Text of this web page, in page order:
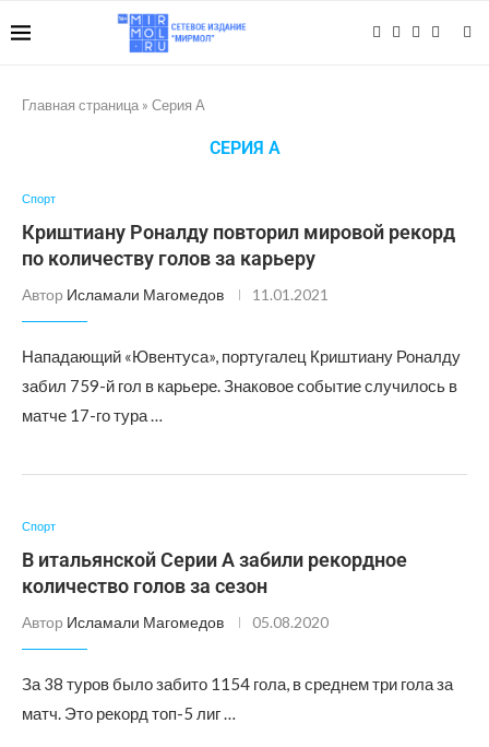
Главная страница » Серия А
СЕРИЯ А
Спорт
Криштиану Роналду повторил мировой рекорд
по количеству голов за карьеру
Автор Исламали Магомедов 11.01.2021
Нападающий «Ювентуса», португалец Криштиану Роналду
забил 759-й гол в карьере. Знаковое событие случилось в
матче 17-го тура …
Спорт
В итальянской Серии А забили рекордное
количество голов за сезон
Автор Исламали Магомедов 05.08.2020
За 38 туров было забито 1154 гола, в среднем три гола за
матч. Это рекорд топ-5 лиг …